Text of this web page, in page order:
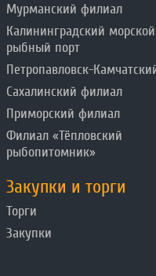
Мурманский филиал
Калининградский морской
рыбный порт
Петропавловск-
Сахалинский филиал
Приморский филиал
Филиал «Тёпловский
рыбопитомник»
Закупки и торги
Торги
Закупки